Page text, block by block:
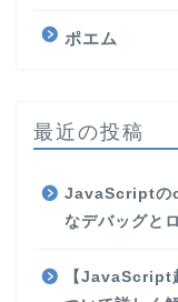
ポエム
最近の投稿
JavaScriptの
なデバッグと
【JavaScript